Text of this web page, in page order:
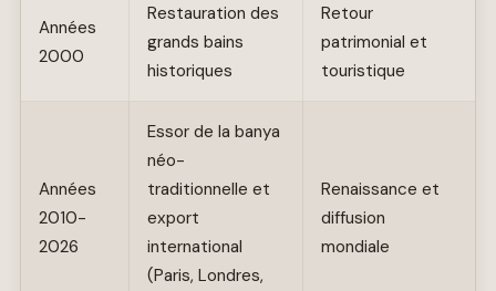
Années
2000
Restauration des
grands bains
historiques
Retour
patrimonial et
touristique
Années
2010-
2026
Essor de la banya
néo-
traditionnelle et
export
international
(Paris, Londres,
Renaissance et
diffusion
mondiale